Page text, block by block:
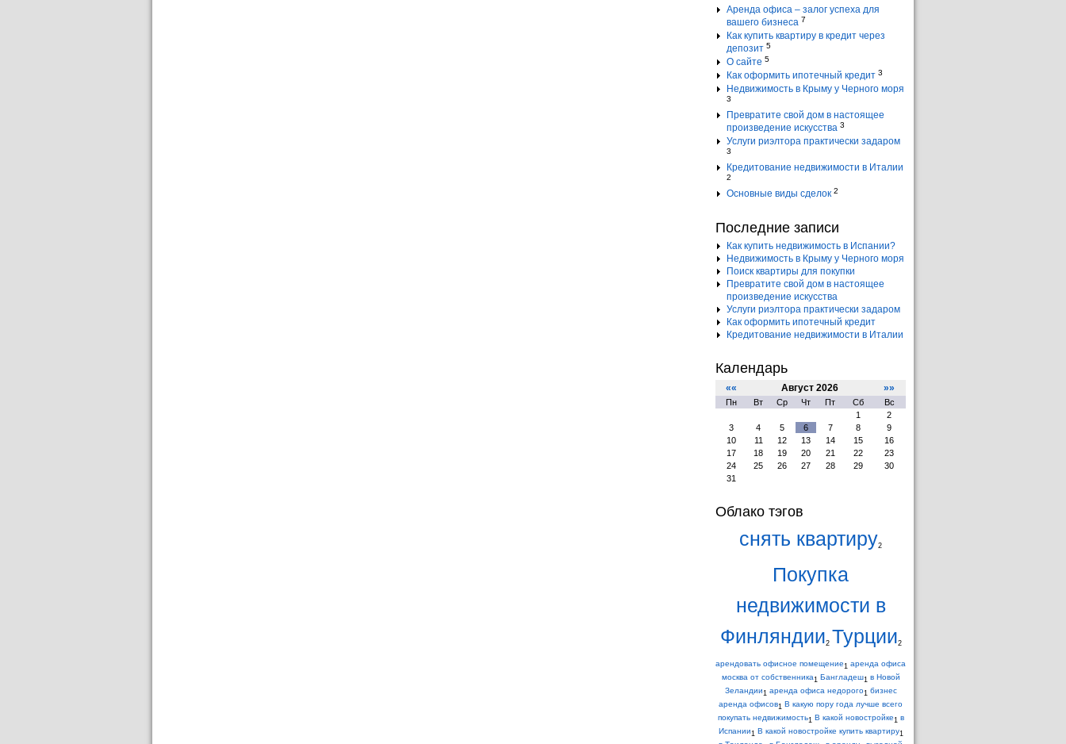
Аренда офиса – залог успеха для
вашего бизнеса 7
Как купить квартиру в кредит через
депозит 5
О сайте 5
Как оформить ипотечный кредит 3
Недвижимость в Крыму у Черного моря
3
Превратите свой дом в настоящее
произведение искусства 3
Услуги риэлтора практически задаром
3
Кредитование недвижимости в Италии
2
Основные виды сделок 2
Последние записи
Как купить недвижимость в Испании?
Недвижимость в Крыму у Черного моря
Поиск квартиры для покупки
Превратите свой дом в настоящее
произведение искусства
Услуги риэлтора практически задаром
Как оформить ипотечный кредит
Кредитование недвижимости в Италии
Календарь
«« Август 2026 »»
Пн Вт Ср Чт Пт Сб
Вс
1
2
3
4 5 6 7 8
9
10
11 12 13 14 15
16
17
18 19 20 21 22
23
24
25 26 27 28 29
30
31
Облако тэгов
снять квартиру2
Покупка
недвижимости в
Финляндии2 Турции2
арендовать офисное помещение1 аренда офиса
москва от собственника1 Бангладеш1 в Новой
Зеландии1 аренда офиса недорого1 бизнес
аренда офисов1 В какую пору года лучше всего
покупать недвижимость1 В какой новостройке1 в
Испании1 В какой новостройке купить квартиру1